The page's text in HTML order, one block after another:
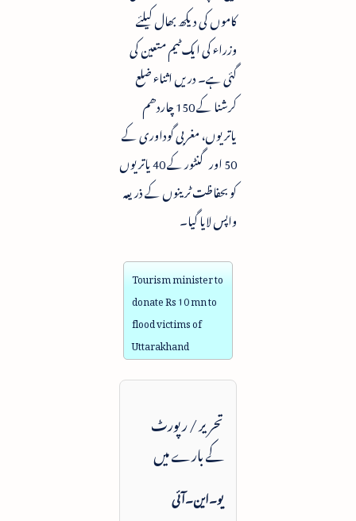
کاموں کی دیکھ بھال کیلئے
وزراء کی ایک ٹیم متعین کی
گئی ہے۔ دریں اثناء ضلع
کرشنا کے 150 چاردھم
یاتریوں، مغربی گوداوری کے
50 اور گنٹور کے 40 یاتریوں
کو بحفاظت ٹرینوں کے ذریعہ
واپس لایا گیا۔
Tourism minister to
donate Rs 10 mn to
flood victims of
Uttarakhand
تحریر / رپورٹ
کے بارے میں
یو۔این۔آئی